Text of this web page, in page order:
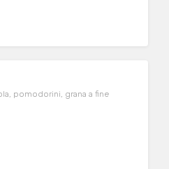
pomodorini, grana a fine